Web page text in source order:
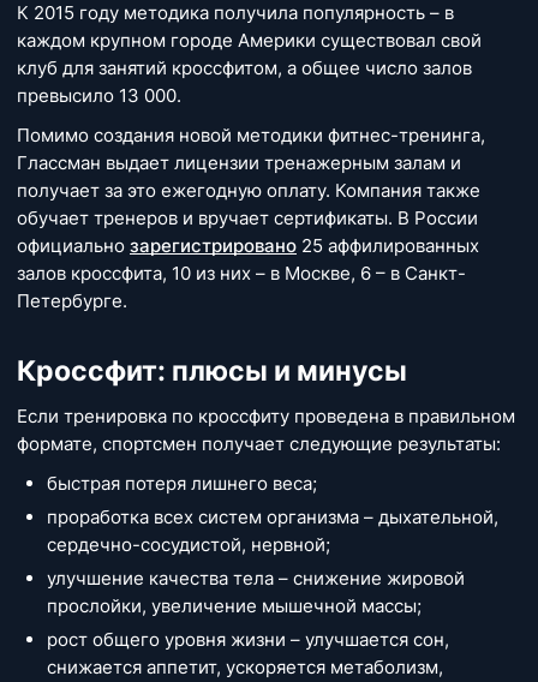
К 2015 году методика получила популярность – в
каждом крупном городе Америки существовал свой
клуб для занятий кроссфитом, а общее число залов
превысило 13 000.
Помимо создания новой методики фитнес-тренинга,
Глассман выдает лицензии тренажерным залам и
получает за это ежегодную оплату. Компания также
обучает тренеров и вручает сертификаты. В России
официально зарегистрировано 25 аффилированных
залов кроссфита, 10 из них – в Москве, 6 – в Санкт-
Петербурге.
Кроссфит: плюсы и минусы
Если тренировка по кроссфиту проведена в правильном
формате, спортсмен получает следующие результаты:
быстрая потеря лишнего веса;
проработка всех систем организма – дыхательной,
сердечно-сосудистой, нервной;
улучшение качества тела – снижение жировой
прослойки, увеличение мышечной массы;
рост общего уровня жизни – улучшается сон,
снижается аппетит, ускоряется метаболизм,